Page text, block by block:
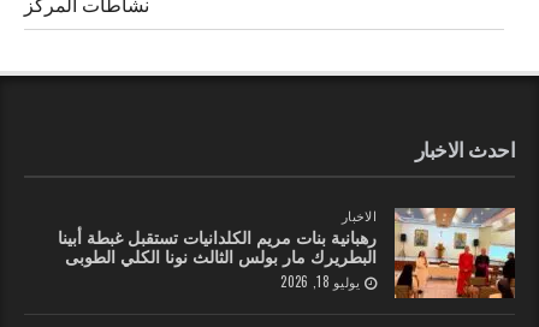
نشاطات المركز
احدث الاخبار
الاخبار
رهبانية بنات مريم الكلدانيات تستقبل غبطة أبينا
البطريرك مار بولس الثالث نونا الكلي الطوبى
يوليو 18, 2026